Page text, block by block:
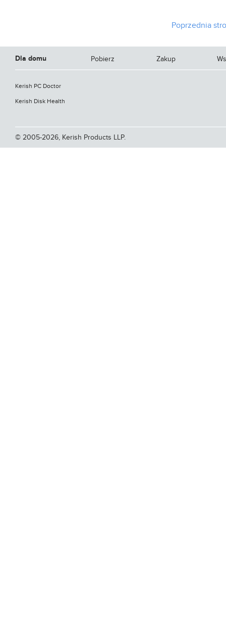
Poprzednia
Dla domu
Kerish PC Doctor
Kerish Disk Health
Pobierz Zakup
© 2005-2026, Kerish Products LLP.